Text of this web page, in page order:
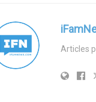
Articles